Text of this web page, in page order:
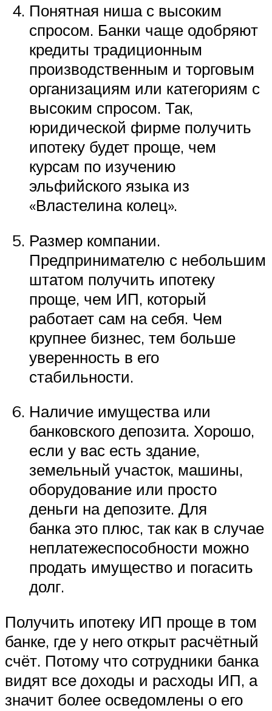
Понятная ниша с высоким
спросом. Банки чаще одобряют
кредиты традиционным
производственным и торговым
организациям или категориям с
высоким спросом. Так,
юридической фирме получить
ипотеку будет проще, чем
курсам по изучению
эльфийского языка из
«Властелина колец».
Размер компании.
Предпринимателю с небольшим
штатом получить ипотеку
проще, чем ИП, который
работает сам на себя. Чем
крупнее бизнес, тем больше
уверенность в его
стабильности.
Наличие имущества или
банковского депозита. Хорошо,
если у вас есть здание,
земельный участок, машины,
оборудование или просто
деньги на депозите. Для
банка это плюс, так как в случае
неплатежеспособности можно
продать имущество и погасить
долг.
Получить ипотеку ИП проще в том
банке, где у него открыт расчётный
счёт. Потому что сотрудники банка
видят все доходы и расходы ИП, а
значит более осведомлены о его